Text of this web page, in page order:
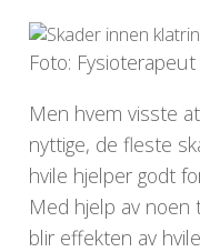
Foto:
Men hvem visste
nyttige, de fleste
hvile hjelper godt
Med hjelp av noen
blir effekten av